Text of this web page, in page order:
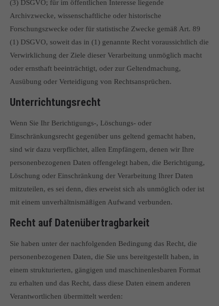
(3) DSGVO; für im öffentlichen Interesse liegende
Archivzwecke, wissenschaftliche oder historische
Forschungszwecke oder für statistische Zwecke gemäß Art. 89
(1) DSGVO, soweit das in (1) genannte Recht voraussichtlich die
Verwirklichung der Ziele dieser Verarbeitung unmöglich macht
oder ernsthaft beeinträchtigt, oder zur Geltendmachung,
Ausübung oder Verteidigung von Rechtsansprüchen.
Unterrichtungsrecht
Wenn Sie Ihr Berichtigungs-, Löschungs- oder
Einschränkungsrecht gegenüber uns geltend gemacht haben,
sind wir dazu verpflichtet, allen Empfängern, denen wir Ihre
personenbezogenen Daten offengelegt haben, die Berichtigung,
Löschung oder Einschränkung der Verarbeitung Ihrer Daten
mitzuteilen, es sei denn, dies erweist sich als unmöglich oder ist
mit einem unverhältnismäßigen Aufwand verbunden.
Recht auf Datenübertragbarkeit
Sie haben unter der nachfolgenden Bedingung das Recht, die
personenbezogenen Daten, die Sie uns bereitgestellt haben, in
einem strukturierten, gängigen und maschinenlesbaren Format
zu erhalten und das Recht, dass diese Daten einem anderen
Verantwortlichen übermittelt werden: